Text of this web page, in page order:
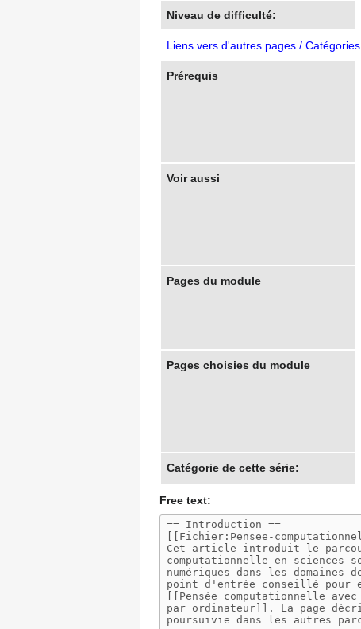
Niveau de difficulté:
Liens vers d'autres pages / Catégories
Prérequis
Voir aussi
Pages du module
Pages choisies du module
Catégorie de cette série:
Free text: